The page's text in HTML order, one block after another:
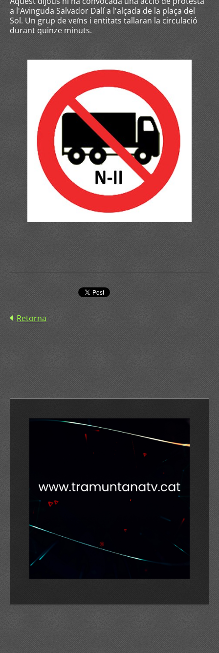
a l'Avinguda Salvador Dalí a l'alçada de la plaça del
Sol. Un grup de veïns i entitats tallaran la circulació
durant quinze minuts.
Retorna